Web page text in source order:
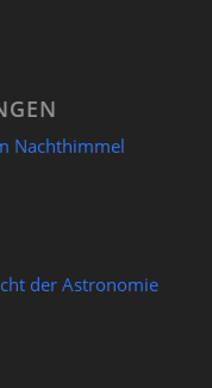
Nachthimmel
der Astronomie